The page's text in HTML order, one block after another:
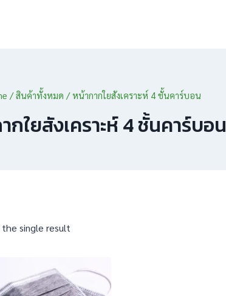
/ สินค้าทั้งหมด / หน้ากากใยสังเคราะห์ 4 ชั้นคาร์บอน
กใยสังเคราะห์ 4 ชั้นคาร์บอน
the single result